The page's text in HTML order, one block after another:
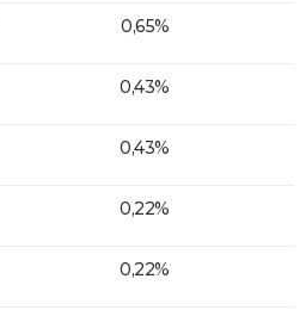
0,65%
0,43%
0,43%
0,22%
0,22%